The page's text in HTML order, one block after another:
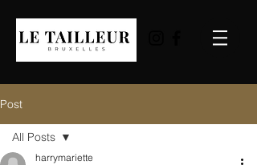
Post
All Posts
harrymariette